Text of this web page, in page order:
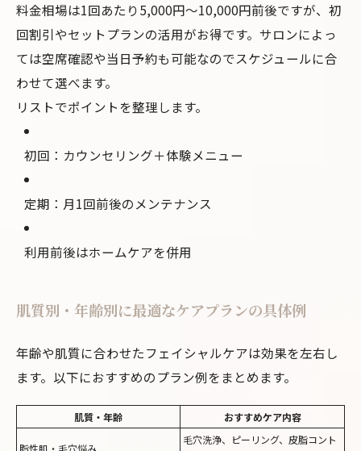
料金相場は1回あたり5,000円～10,000円前後ですが、初
回割引やセットプランの活用がお得です。サロンによっ
ては空席確認や当日予約も可能なのでスケジュールに合
わせて選べます。
リストでポイントを整理します。
初回：カウンセリング＋体験メニュー
定期：月1回前後のメンテナンス
利用前後はホームケアを併用
肌質別・年齢別に最適なケアプランの具体例
年齢や肌質に合わせたフェイシャルケアは効果を左右し
ます。以下におすすめのプラン例をまとめます。
肌質・年齢 おすすめケア内容
脂性肌・毛穴悩み
毛穴洗浄、ピーリング、皮脂コント